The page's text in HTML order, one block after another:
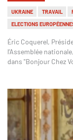
UKRAINE TRAVAIL
ELECTIONS
Éric Coquerel,
l’Assemblée
dans "Bonjour Chez